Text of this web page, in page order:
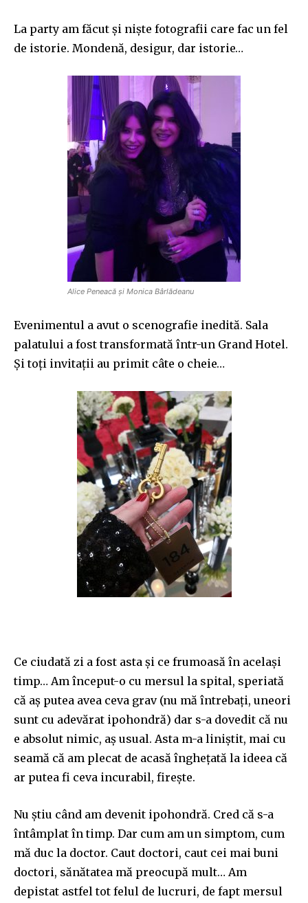
La party am făcut și niște fotografii care fac un fel
de istorie. Mondenă, desigur, dar istorie…
Alice Peneacă și Monica Bârlădeanu
Evenimentul a avut o scenografie inedită. Sala
palatului a fost transformată într-un Grand Hotel.
Și toți invitații au primit câte o cheie…
Ce ciudată zi a fost asta și ce frumoasă în același
timp… Am început-o cu mersul la spital, speriată
că aș putea avea ceva grav (nu mă întrebați, uneori
sunt cu adevărat ipohondră) dar s-a dovedit că nu
e absolut nimic, aș usual. Asta m-a liniștit, mai cu
seamă că am plecat de acasă înghețată la ideea că
ar putea fi ceva incurabil, firește.
Nu știu când am devenit ipohondră. Cred că s-a
întâmplat în timp. Dar cum am un simptom, cum
mă duc la doctor. Caut doctori, caut cei mai buni
doctori, sănătatea mă preocupă mult… Am
depistat astfel tot felul de lucruri, de fapt mersul